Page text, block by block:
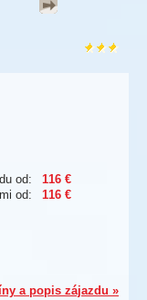
od:
116 €
od:
116 €
a popis zájazdu »